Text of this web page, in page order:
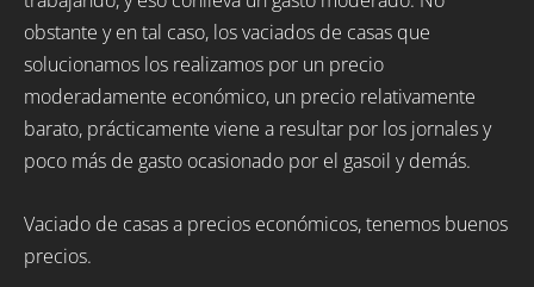
obstante y en tal caso, los vaciados de casas que
solucionamos los realizamos por un precio
moderadamente económico, un precio relativamente
barato, prácticamente viene a resultar por los jornales y
poco más de gasto ocasionado por el gasoil y demás.
Vaciado de casas a precios económicos, tenemos buenos
precios.